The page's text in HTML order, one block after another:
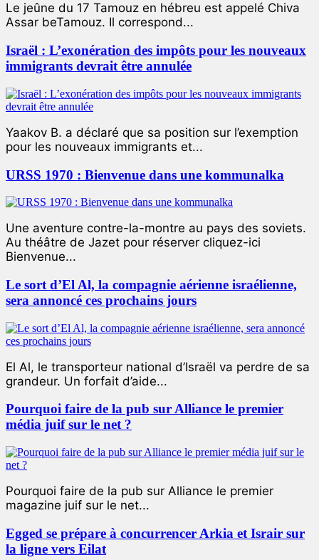
Le jeûne du 17 Tamouz en hébreu est appelé Chiva
Assar beTamouz. Il correspond...
Israël : L’exonération des impôts pour les nouveaux
immigrants devrait être annulée
Yaakov B. a déclaré que sa position sur l’exemption
pour les nouveaux immigrants et...
URSS 1970 : Bienvenue dans une kommunalka
Une aventure contre-la-montre au pays des soviets.
Au théâtre de Jazet pour réserver cliquez-ici
Bienvenue...
Le sort d’El Al, la compagnie aérienne israélienne,
sera annoncé ces prochains jours
El Al, le transporteur national d’Israël va perdre de sa
grandeur. Un forfait d’aide...
Pourquoi faire de la pub sur Alliance le premier
média juif sur le net ?
Pourquoi faire de la pub sur Alliance le premier
magazine juif sur le net...
Egged se prépare à concurrencer Arkia et Israir sur
la ligne vers Eilat